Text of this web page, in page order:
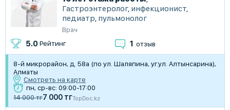
Гастроэнтеролог, инфекционист
педиатр пульмонолог
Врач
5.0 Рейтинг 1 отзыв
8-й микрорайон, д. 58а (по ул. Шаляпина, уг.ул. Алтынсарина),
Алматы
Смотреть на карте
пн, ср-вс: 09:00-17:00
14 000 тг7 000 тгTopDoc.kz